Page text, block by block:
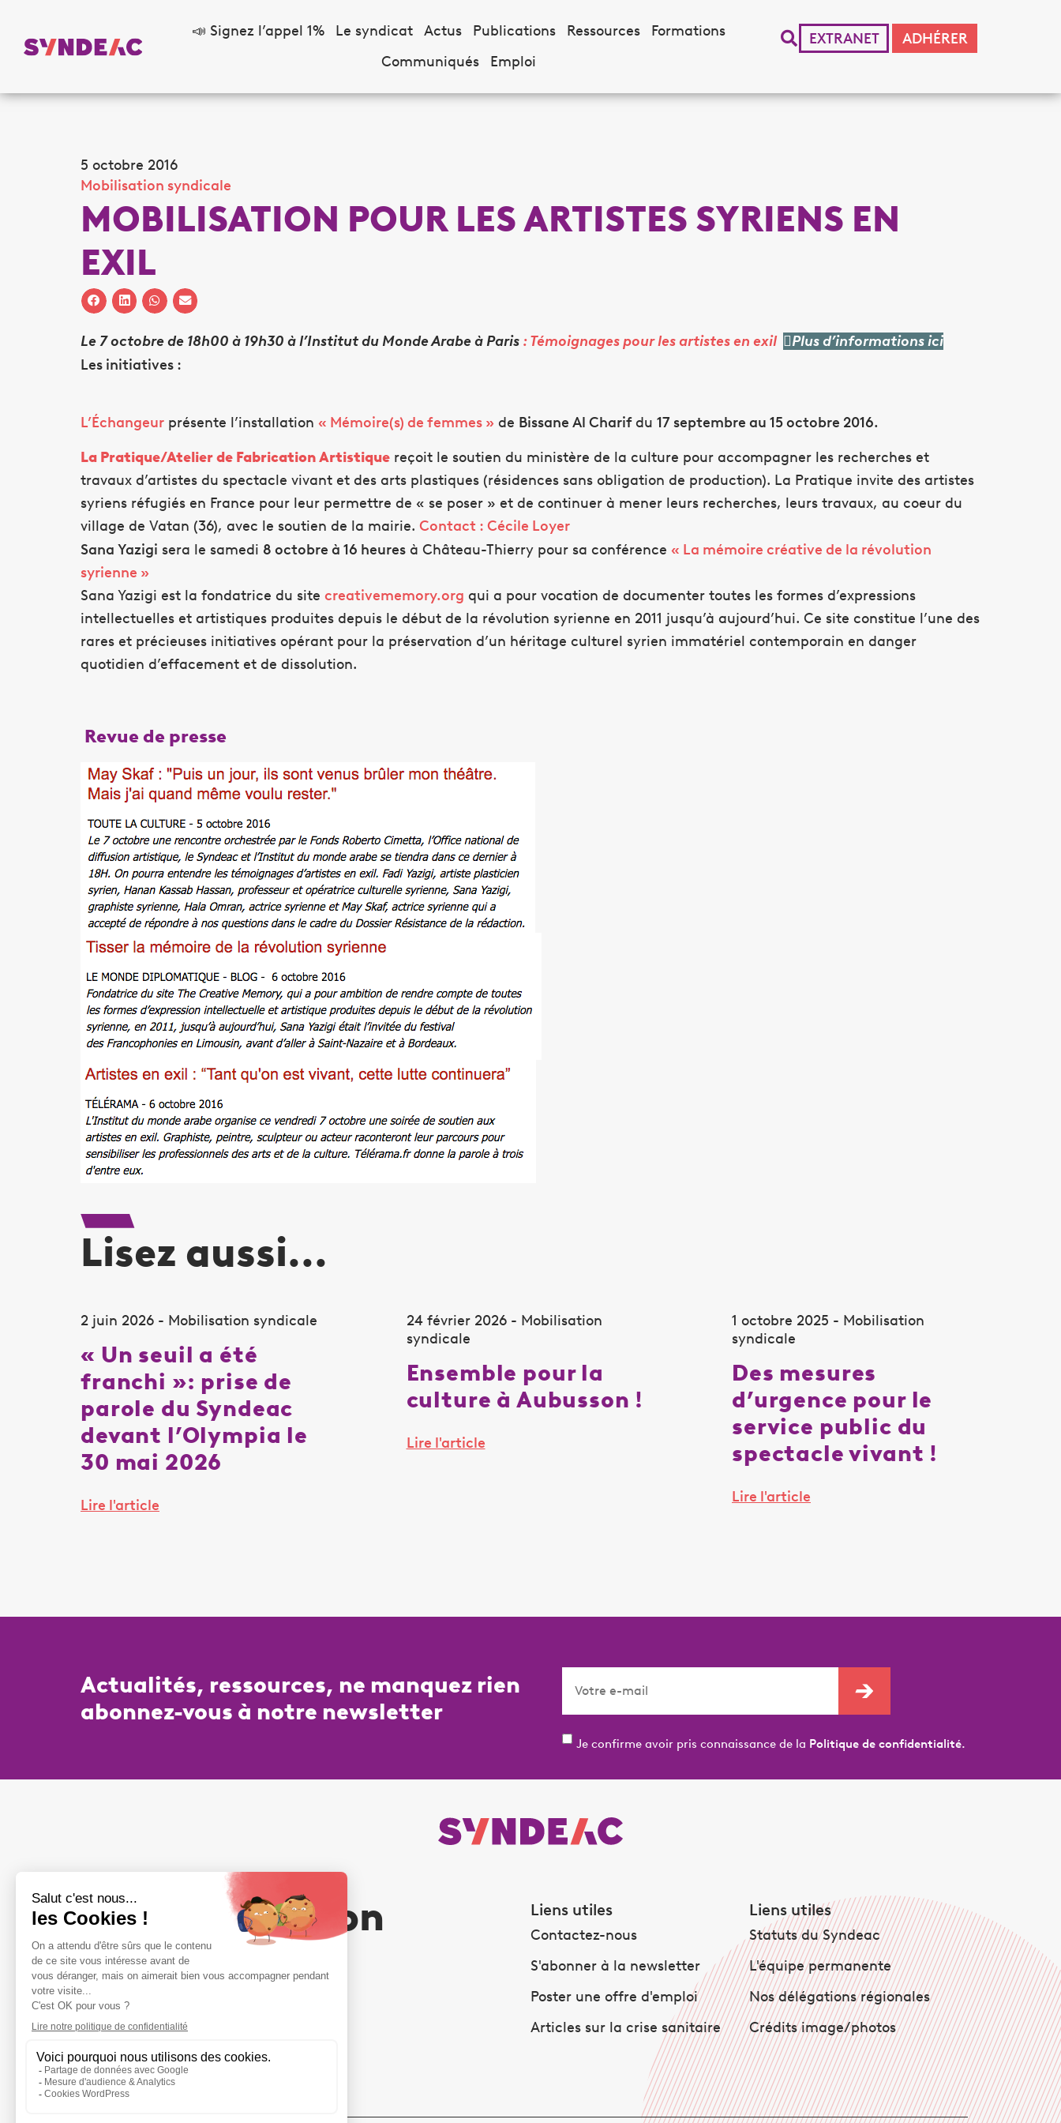
📣 Signez l’appel 1% Le syndicat Actus Publications Ressources
Formations
Communiqués
Emploi
EXTRANET ADHÉRER
5 octobre 2016
Mobilisation syndicale
MOBILISATION POUR LES ARTISTES SYRIENS EN
EXIL
Le 7 octobre de 18h00 à 19h30 à l’Institut du Monde Arabe à Paris : Témoignages pour les artistes en exil
Plus d’informations ici
Les initiatives :
L’Échangeur présente l’installation « Mémoire(s) de femmes » de Bissane Al Charifdu 17 septembre au 15 octobre 2016.
La Pratique/Atelierde FabricationArtistique reçoit le soutien du ministère de la culture pour accompagner les recherches et
travaux d’artistes du spectacle vivant et des arts plastiques (résidences sans obligation de production). La Pratique invite des artistes
syriens réfugiés en France pour leur permettre de « se poser » et de continuer à mener leurs recherches, leurs travaux, au coeur du
village de Vatan (36), avec le soutien de la mairie. Contact : Cécile Loyer
Sana Yazigi sera le samedi 8 octobre à 16 heures à Château-Thierry pour sa conférence « La mémoire créative de la révolution
syrienne »
Sana Yazigi est la fondatrice du site creativememory.org qui a pour vocation de documenter toutes les formes d’expressions
intellectuelles et artistiques produites depuis le début de la révolution syrienne en 2011 jusqu’à aujourd’hui. Ce site constitue l’une des
rares et précieuses initiatives opérant pour la préservation d’un héritage culturel syrien immatériel contemporain en danger
quotidien d’effacement et de dissolution.
Revue de presse
Lisez aussi...
2 juin 2026 - Mobilisation syndicale
« Un seuil a été
franchi »: prise de
parole du Syndeac
devant l’Olympia le
30 mai 2026
Lire l'article
24 février 2026 - Mobilisation
syndicale
Ensemble pour la
culture à Aubusson !
Lire l'article
1 octobre 2025 - Mobilisation
syndicale
Des mesures
d’urgence pour le
service public du
spectacle vivant !
Lire l'article
Actualités, ressources, ne manquez rien
abonnez-vous à notre newsletter
Je confirme avoir pris connaissance de la Politique de confidentialité.
Votre adhésion
compte
NOUS REJOINDRE
Liens utiles
Contactez-nous
S'abonner à la newsletter
Poster une offre d'emploi
Articles sur la crise sanitaire
Liens utiles
Statuts du Syndeac
L'équipe permanente
Nos délégations régionales
Crédits image/photos